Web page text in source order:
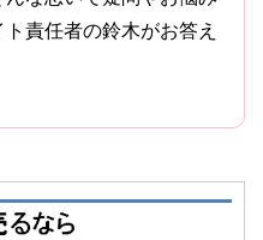
責任者の鈴木がお答え